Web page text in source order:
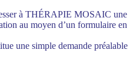
à THÉRAPIE MOSAIC une
au moyen d’un formulaire en
une simple demande préalable